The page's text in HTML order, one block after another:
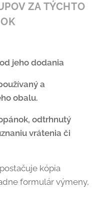
ZA TÝCHTO
jeho dodania
a
obalu.
odtrhnutý
vrátenia či
kópia
formulár výmeny,